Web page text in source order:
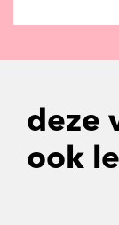
deze
ook